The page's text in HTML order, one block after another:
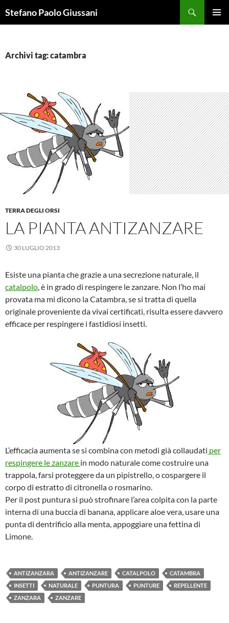
alStefano Paolo Giussani
Archivi tag: catambra
TERRA DEGLI ORSI
LA PIANTA ANTIZANZARE
30 LUGLIO 2013
Esiste una pianta che grazie a una secrezione naturale, il
catalpolo, è in grado di respingere le zanzare. Non l’ho mai
provata ma mi dicono la Catambra, se si tratta di quella
originale proveniente da vivai certificati, risulta essere davvero
efficace per respingere i fastidiosi insetti.
L’efficacia aumenta se si combina con metodi già collaudati per
respingere le zanzare in modo naturale come costruire una
trappola, farsi proteggere da un pipistrello, o cospargere il
corpo di estratto di citronella o rosmarino.
Per il post puntura si può strofinare l’area colpita con la parte
interna di una buccia di banana, applicare aloe vera, usare una
punta di dentrificio alla menta, appoggiare una fettina di
Limone.
ANTIZANZARA ANTIZANZARE CATALPOLO
CATAMBRA
INSETTI
NATURALE PUNTURA PUNTURE
REPELLENTE
ZANZARA
ZANZARE